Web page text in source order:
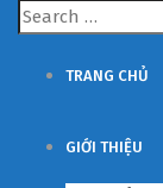
Search
for:
TRANG CHỦ
GIỚI THIỆU